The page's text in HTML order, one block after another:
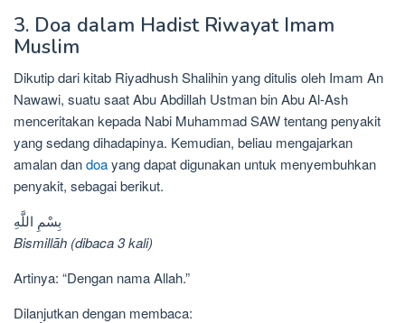
3. Doa dalam Hadist Riwayat Imam
Muslim
Dikutip dari kitab Riyadhush Shalihin yang ditulis oleh Imam An
Nawawi, suatu saat Abu Abdillah Ustman bin Abu Al-Ash
menceritakan kepada Nabi Muhammad SAW tentang penyakit
yang sedang dihadapinya. Kemudian, beliau mengajarkan
amalan dandoayang dapat digunakan untuk menyembuhkan
penyakit, sebagai berikut.
بِسْمِ اللَّهِ
Bismillāh (dibaca 3 kali)
Artinya: “Dengan nama Allah.”
Dilanjutkan dengan membaca: